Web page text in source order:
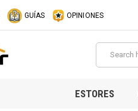
GUÍAS OPINIONES
ESTORES